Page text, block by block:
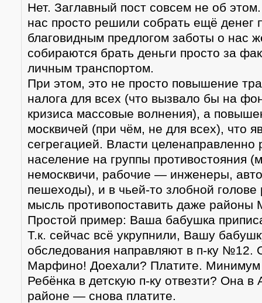
Нет. Заглавный пост совсем не об
нас просто решили собрать ещё денег
благовидным предлогом заботы о нас
собираются брать деньги просто за
личным транспортом.
При этом, это не просто повышение
налога для всех (что вызвало бы на
кризиса массовые волнения), а
москвичей (при чём, не для всех), что
сегрегацией. Власти целенаправленно
население на группы противостояния
немосквичи, рабочие — инженеры,
пешеходы), и в чьей-то злобной голове
мысль противопоставить даже районы
Простой пример: Ваша бабушка
Т.к. сейчас всё укрупнили, Вашу
обследования направляют в п-ку №12.
Марфино! Доехали? Платите. Минимум
Ребёнка в детскую п-ку отвезти? Она в
районе — снова платите.